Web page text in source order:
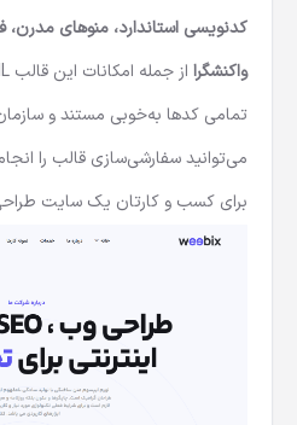
کدنویسی استاندارد، منوهای
واکنشگرا از جمله امکانات این قالب HTML شرکتی است.
تمامی کدها به‌خوبی مستند و
می‌توانید سفارشی‌سازی قالب را
برای کسب و کارتان یک سایت